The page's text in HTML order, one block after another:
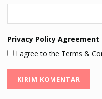
Privacy Policy Agreement
I agree to the Terms &